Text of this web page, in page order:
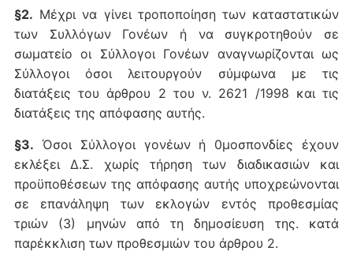
§2. Μέχρι να γίνει τροποποίηση των καταστατικών
των Συλλόγων Γονέων ή να συγκροτηθούν σε
σωματείο οι Σύλλογοι Γονέων αναγνωρίζονται ως
Σύλλογοι όσοι λειτουργούν σύμφωνα με τις
διατάξεις του άρθρου 2 του ν. 2621 /1998 και τις
διατάξεις της απόφασης αυτής.
§3. Όσοι Σύλλογοι γονέων ή 0μοσπονδίες έχουν
εκλέξει Δ.Σ. χωρίς τήρηση των διαδικασιών και
προϋποθέσεων της απόφασης αυτής υποχρεώνονται
σε επανάληψη των εκλογών εντός προθεσμίας
τριών (3) μηνών από τη δημοσίευση της. κατά
παρέκκλιση των προθεσμιών του άρθρου 2.